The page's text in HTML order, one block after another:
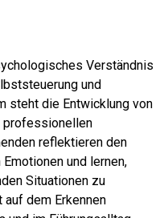
Verständnis
und
steht die Entwicklung von
professionellen
reflektieren den
und lernen,
Situationen zu
dem Erkennen